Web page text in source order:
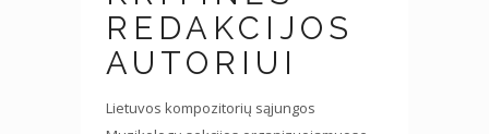
REDAKCIJOS
AUTORIUI
Lietuvos kompozitorių sąjungos